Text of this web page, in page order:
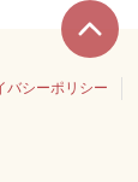
バシーポリシー